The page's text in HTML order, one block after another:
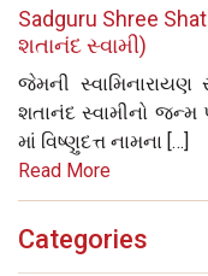
Sadguru Shree
શતાનંદ સ્વામી)
જેમની
શતાનંદ સ્વામીનો જન્મ
માં વિષ્ણુદત્ત નામના […]
Read More
Categories